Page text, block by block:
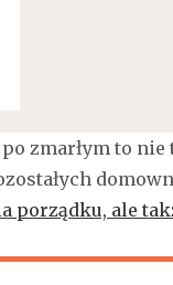
zmarłym to